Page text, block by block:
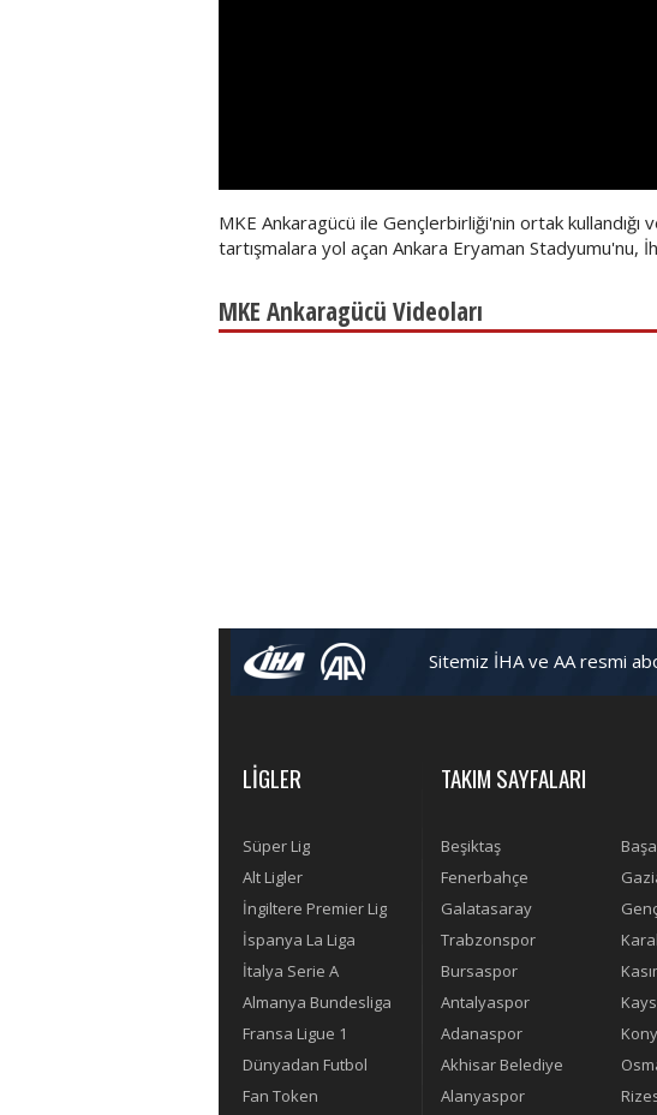
MKE Ankaragücü ile Gençlerbirliği'nin ortak
tartışmalara yol açan Ankara Eryaman Stadyumu'nu,
MKE Ankaragücü Videoları
Sitemiz İHA ve AA resmi
LİGLER
Süper Lig
Alt Ligler
İngiltere Premier Lig
İspanya La Liga
İtalya Serie A
Almanya Bundesliga
Fransa Ligue 1
Dünyadan Futbol
Fan Token
TAKIM SAYFALARI
Beşiktaş
Fenerbahçe
Galatasaray
Trabzonspor
Bursaspor
Antalyaspor
Adanaspor
Akhisar Belediye
Alanyaspor